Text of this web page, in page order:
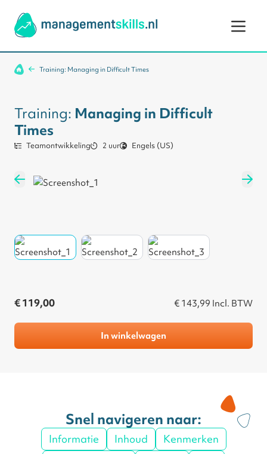
Training: Managing in Difficult Times
Training: Managing in Difficult
Times
Teamontwikkeling 2 uur Engels (US)
€ 119,00 € 143,99 Incl. BTW
In winkelwagen
Snel navigeren naar:
Informatie Inhoud
Kenmerken